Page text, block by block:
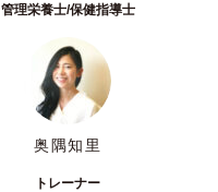
管理栄養士/保健指導士
奥隅知里
トレーナー